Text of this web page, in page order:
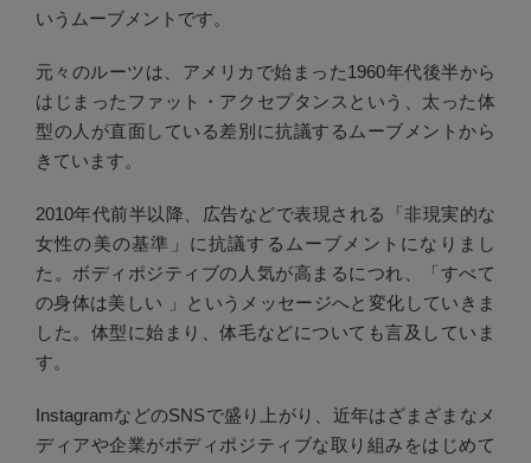
いうムーブメントです。
元々のルーツは、アメリカで始まった1960年代後半から
はじまったファット・アクセプタンスという、太った体
型の人が直面している差別に抗議するムーブメントから
きています。
2010年代前半以降、広告などで表現される「非現実的な
女性の美の基準」に抗議するムーブメントになりまし
た。ボディポジティブの人気が高まるにつれ、「すべて
の身体は美しい 」というメッセージへと変化していきま
した。体型に始まり、体毛などについても言及していま
す。
InstagramなどのSNSで盛り上がり、近年はざまざまなメ
ディアや企業がボディポジティブな取り組みをはじめて